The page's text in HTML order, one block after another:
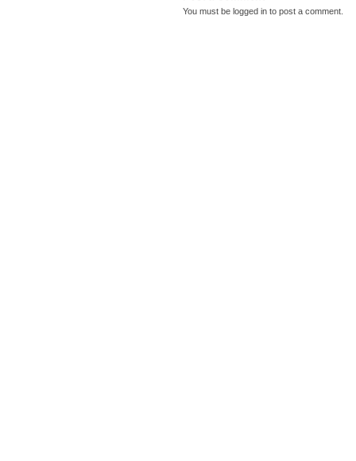
You must be logged in to post a comment.